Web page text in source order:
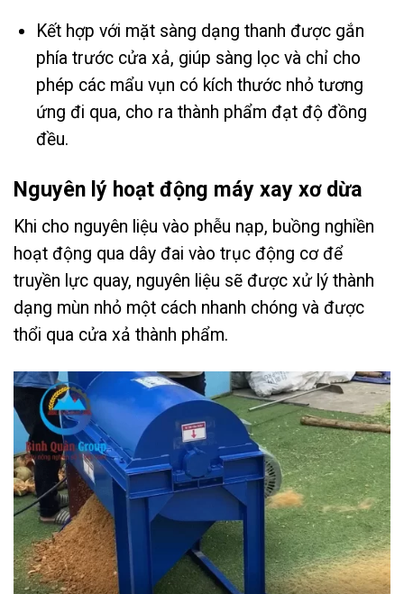
Kết hợp với mặt sàng dạng thanh được gắn
phía trước cửa xả, giúp sàng lọc và chỉ cho
phép các mẩu vụn có kích thước nhỏ tương
ứng đi qua, cho ra thành phẩm đạt độ đồng
đều.
Nguyên lý hoạt động máy xay xơ dừa
Khi cho nguyên liệu vào phễu nạp, buồng nghiền
hoạt động qua dây đai vào trục động cơ để
truyền lực quay, nguyên liệu sẽ được xử lý thành
dạng mùn nhỏ một cách nhanh chóng và được
thổi qua cửa xả thành phẩm.